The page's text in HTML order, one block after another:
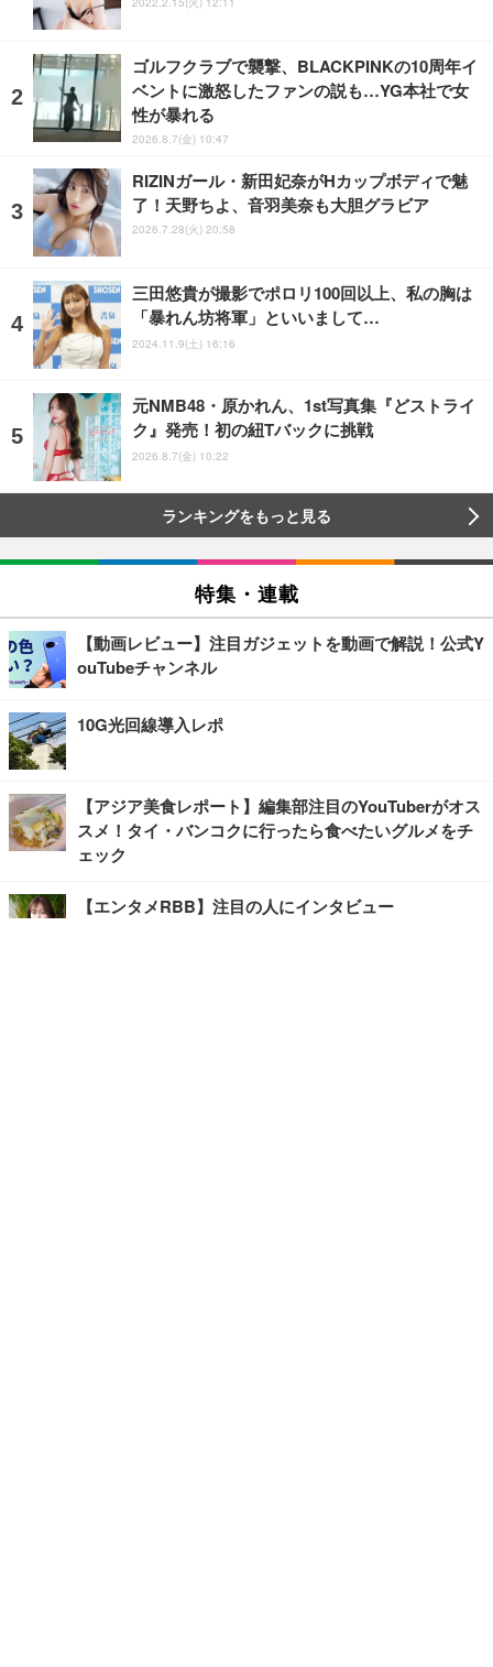
ゴルフクラブで襲撃、BLACKPINKの10周年イ
ベントに激怒したファンの説も…YG本社で女
性が暴れる
2026.8.7(金) 10:47
RIZINガール・新田妃奈がHカップボディで魅
了！天野ちよ、音羽美奈も大胆グラビア
2026.7.28(火) 20:58
三田悠貴が撮影でポロリ100回以上、私の胸は
「暴れん坊将軍」といいまして…
2024.11.9(土) 16:16
元NMB48・原かれん、1st写真集『どストライ
ク』発売！初の紐Tバックに挑戦
2026.8.7(金) 10:22
ランキングをもっと見る
特集・連載
【動画レビュー】注目ガジェットを動画で解説！公式Y
ouTubeチャンネル
10G光回線導入レポ
【アジア美食レポート】編集部注目のYouTuberがオス
スメ！タイ・バンコクに行ったら食べたいグルメをチ
ェック
【エンタメRBB】注目の人にインタビュー